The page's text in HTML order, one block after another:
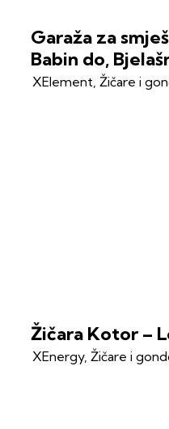
Garaža za
Babin do,
XElement, Žičare i
Žičara Kotor –
XEnergy, Žičare i